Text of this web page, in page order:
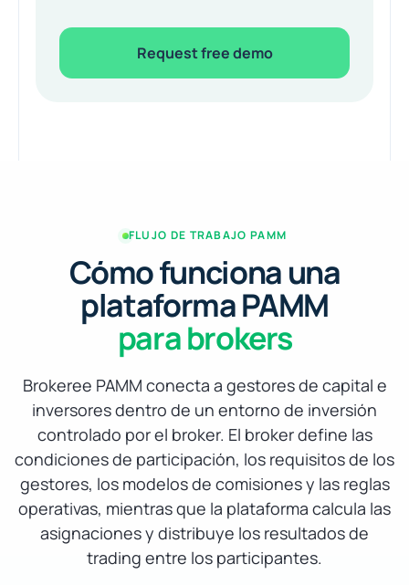
Request free demo
FLUJO DE TRABAJO PAMM
Cómo funciona una
plataforma PAMM
para brokers
Brokeree PAMM conecta a gestores de capital e
inversores dentro de un entorno de inversión
controlado por el broker. El broker define las
condiciones de participación, los requisitos de los
gestores, los modelos de comisiones y las reglas
operativas, mientras que la plataforma calcula las
asignaciones y distribuye los resultados de
trading entre los participantes.